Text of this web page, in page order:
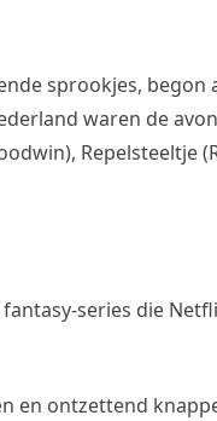
sprookjes, begon
waren de
Repelsteeltje
series die
en ontzettend